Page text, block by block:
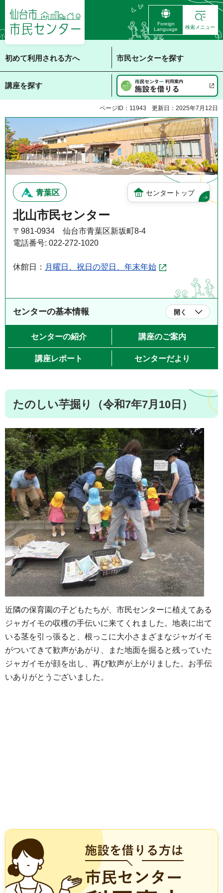
仙台市 市民センタ
ー
Foreign
Language
検索メニュー
初めて利用される方へ 市民センターを探す
講座を探す
ページID：11943 更新日：2025年7月12日
青葉区 センタートップ
北山市民センター
〒981-0934 仙台市青葉区新坂町8-4
電話番号: 022-272-1020
休館日： 月曜日、祝日の翌日、年末年始
センターの基本情報 開く
センターの紹介 講座のご案内
講座レポート センターだより
たのしい芋掘り（令和7年7月10日）
近隣の保育園の子どもたちが、市民センターに植えてある
ジャガイモの収穫の手伝いに来てくれました。地表に出て
いる茎を引っ張ると、根っこに大小さまざまなジャガイモ
がついてきて歓声があがり、また地面を掘ると残っていた
ジャガイモが顔を出し、再び歓声が上がりました。お手伝
いありがとうございました。